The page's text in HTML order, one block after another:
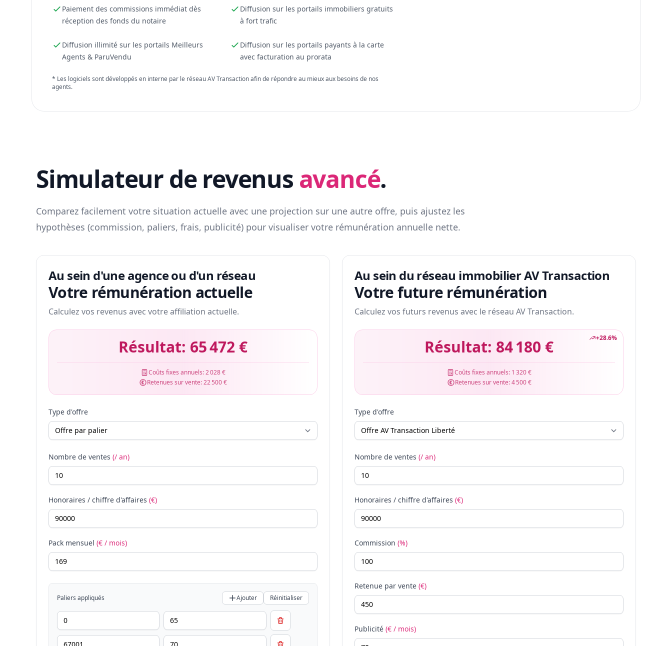
Paiement des commissions immédiat dès
réception des fonds du notaire
Diffusion sur les portails immobiliers gratuits
à fort trafic
Diffusion illimité sur les portails Meilleurs
Agents & ParuVendu
Diffusion sur les portails payants à la carte
avec facturation au prorata
* Les logiciels sont développés en interne par le réseau AV Transaction afin de répondre au mieux aux besoins de nos
agents.
Simulateur de revenus avancé.
Comparez facilement votre situation actuelle avec une projection sur une autre offre, puis ajustez les
hypothèses (commission, paliers, frais, publicité) pour visualiser votre rémunération annuelle nette.
Au sein d'une agence ou d'un réseau
Votre rémunération actuelle
Calculez vos revenus avec votre affiliation actuelle.
Résultat: 65 472 €
Coûts fixes annuels:2 028 €
Retenues sur vente:22 500 €
Type d'offre
Nombre de ventes (/ an)
Honoraires / chiffre d'affaires (€)
Pack mensuel (€ / mois)
Paliers appliqués Ajouter Réinitialiser
Au sein du réseau immobilier AV Transaction
Votre future rémunération
Calculez vos futurs revenus avec le réseau AV Transaction.
+28.6%
Résultat: 84 180 €
Coûts fixes annuels: 1 320 €
Retenues sur vente:4 500 €
Type d'offre
Nombre de ventes (/ an)
Honoraires / chiffre d'affaires (€)
Commission (%)
Retenue par vente (€)
Publicité (€ / mois)